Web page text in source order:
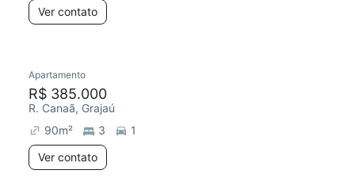
Ver contato
Apartamento
R$ 385.000
R. Canaã, Grajaú
90m² 3
1
Ver contato